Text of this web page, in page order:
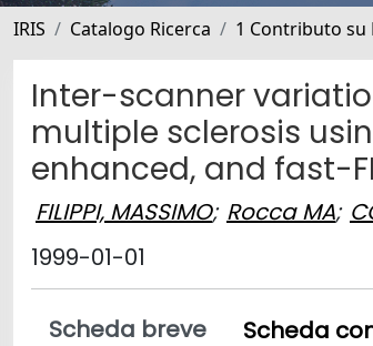
IRIS Catalogo Ricerca 1 Contributo su
Inter-scanner
multiple sclerosis
enhanced, and fast-
FILIPPI, MASSIMO; Rocca MA;
1999-01-01
Scheda breve Scheda